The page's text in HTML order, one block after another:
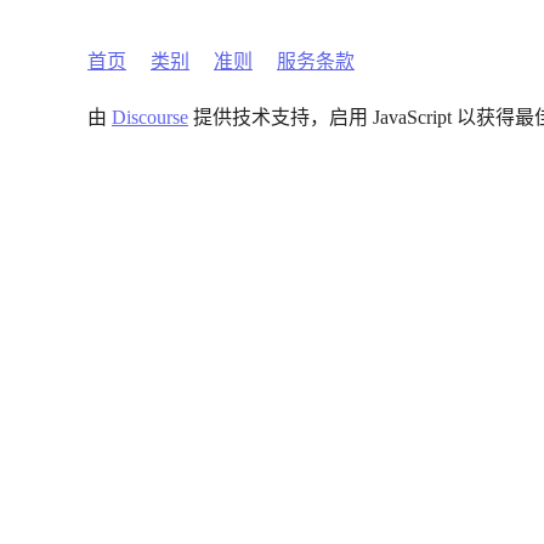
首页 类别 准则 服务条款
由 Discourse 提供技术支持，启用 JavaScript 以获得最